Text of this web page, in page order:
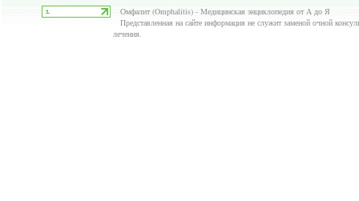
Омфалит (Omphalitis) - Медицинская энциклопедия от А до Я
Представленная на сайте информация не служит заменой очной
лечения.